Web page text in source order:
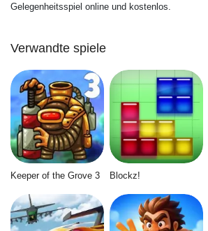
Gelegenheitsspiel online und kostenlos.
Verwandte spiele
Keeper of the Grove 3 Blockz!